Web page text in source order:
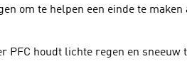
om te helpen een einde te maken
PFC houdt lichte regen en sneeuw